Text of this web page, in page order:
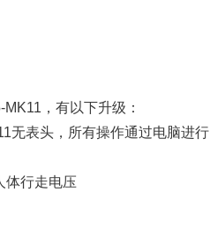
，有以下升级：
无表头，所有操作通过电脑进行
体行走电压